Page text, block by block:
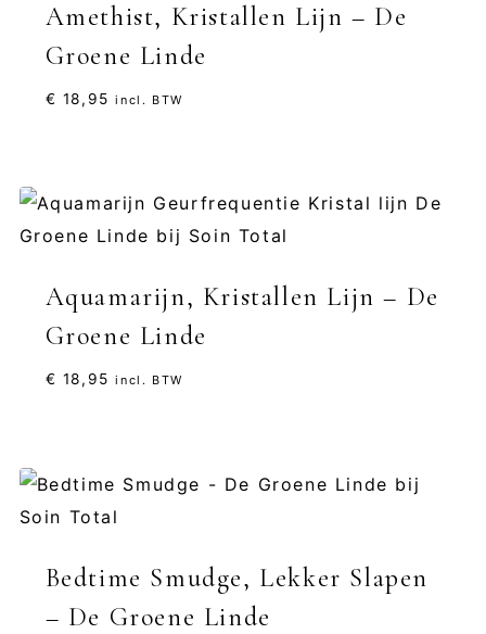
Amethist, Kristallen Lijn – De
Groene Linde
€ 18,95 incl. BTW
Aquamarijn, Kristallen Lijn – De
Groene Linde
€ 18,95 incl. BTW
Bedtime Smudge, Lekker Slapen
– De Groene Linde